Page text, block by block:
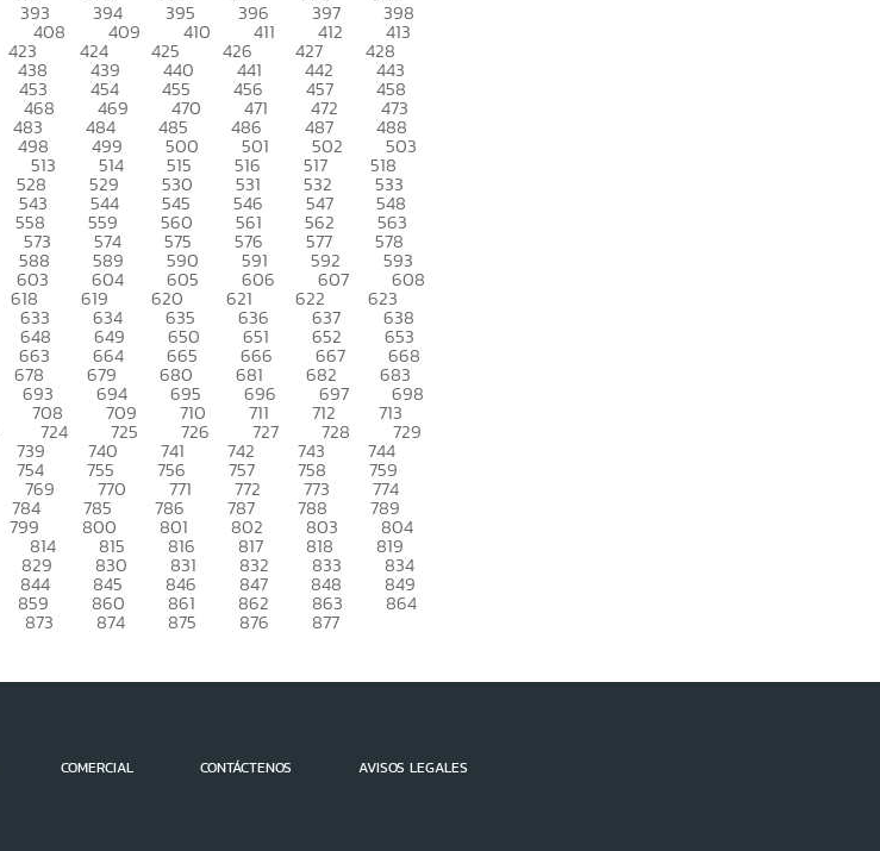
393 394 395 396 397 398
408 409 410 411 412 413
423 424 425 426 427 428
438 439 440 441 442 443
453 454 455 456 457 458
468 469 470 471 472 473
483 484 485 486 487 488
498 499 500 501 502 503
513 514 515 516 517 518
528 529 530 531 532 533
543 544 545 546 547 548
558 559 560 561 562 563
573 574 575 576 577 578
588 589 590 591 592 593
603 604 605 606 607 608
618 619 620 621 622 623
633 634 635 636 637 638
648 649 650 651 652 653
663 664 665 666 667 668
678 679 680 681 682 683
693 694 695 696 697 698
708 709 710 711 712 713
724 725 726 727 728 729
739 740 741 742 743 744
754 755 756 757 758 759
769 770 771 772 773 774
784 785 786 787 788 789
799 800 801 802 803 804
814 815 816 817 818 819
829 830 831 832 833 834
844 845 846 847 848 849
859 860 861 862 863 864
873 874 875 876 877
COMERCIAL CONTÁCTENOS AVISOS LEGALES